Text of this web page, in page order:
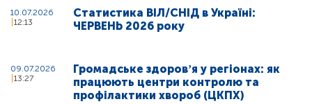
10.07.2026
12:13
Статистика ВІЛ/СНІД в Україні:
ЧЕРВЕНЬ 2026 року
09.07.2026
13:27
Громадське здоровʼя у регіонах: як
працюють центри контролю та
профілактики хвороб (ЦКПХ)